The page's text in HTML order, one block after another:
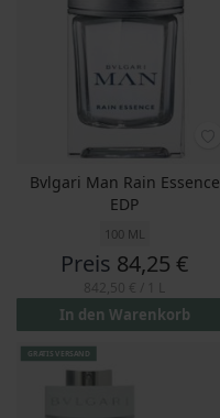
Bvlgari Man Rain Essence
EDP
100 ML
Preis 84,25 €
In den Warenkorb
GRATIS VERSAND